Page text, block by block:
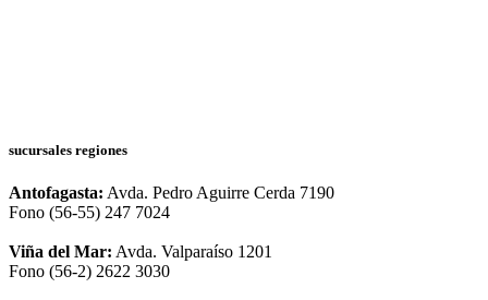
sucursales regiones
Antofagasta: Avda. Pedro Aguirre Cerda 7190
Fono (56-55) 247 7024
Viña del Mar: Avda. Valparaíso 1201
Fono (56-2) 2622 3030